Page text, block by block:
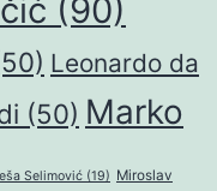
(90)
Leonardo da
(50) Marko
Selimović (19) Miroslav